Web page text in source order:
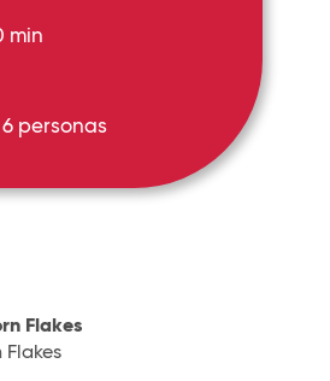
min
personas
Flakes